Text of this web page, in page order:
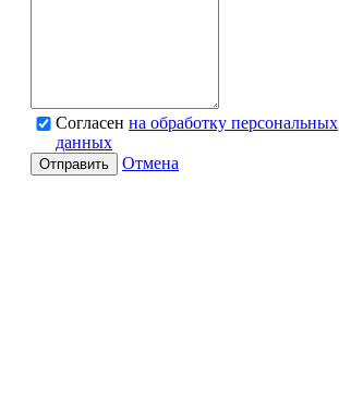
Согласен на обработку персональных
данных
Отправить Отмена